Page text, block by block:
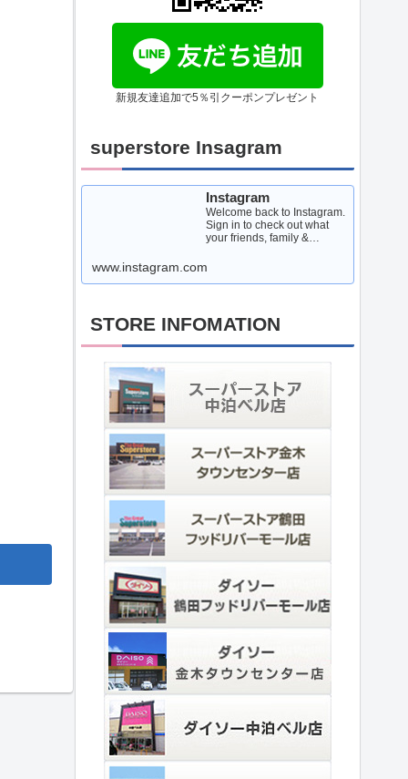
新規友達追加で5％引クーポンプレゼント
superstore Insagram
Instagram
Welcome back to Instagram.
Sign in to check out what
your friends, family &
capturing & sharing arou...
www.instagram.com
STORE INFOMATION